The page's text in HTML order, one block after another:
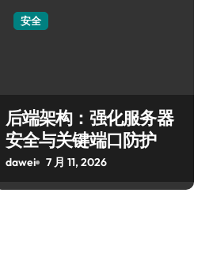
安全
后端架构：强化服务器
安全与关键端口防护
dawei 7 月 11, 2026